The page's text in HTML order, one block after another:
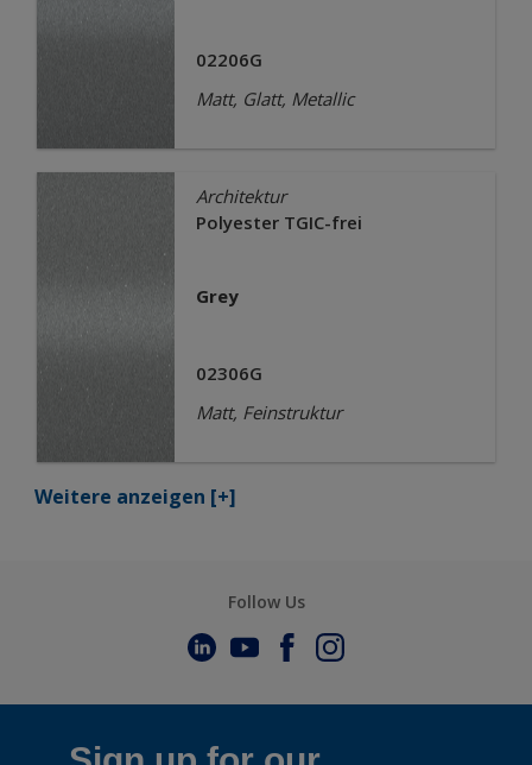
02206G
Matt, Glatt, Metallic
Architektur
Polyester TGIC-frei
Grey
02306G
Matt, Feinstruktur
Weitere anzeigen [+]
Follow Us